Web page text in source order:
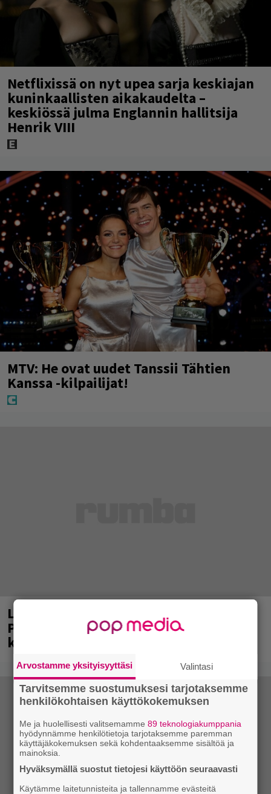
Netflixissä on nyt upea sarja keskiajan
kuninkaallisten aikakaudelta –
keskiössä julma Englannin hallitsija
Henrik VIII
MTV: He ovat uudet Tanssii Tähtien
Kanssa -kilpailijat!
Laittomasta graffitista kiinni jäänyt
Paavo Arhinmäki jälleen spraypullo
kädessä – näitä puolueita ei kiinnosta
Arvostamme yksityisyyttäsi Valintasi
Tarvitsemme suostumuksesi tarjotaksemme
henkilökohtaisen käyttökokemuksen
Me ja huolellisesti valitsemamme89 teknologiakumppania
hyödynnämme henkilötietoja tarjotaksemme paremman
käyttäjäkokemuksen sekä kohdentaaksemme sisältöä ja
mainoksia.
Hyväksymällä suostut tietojesi käyttöön seuraavasti
Käytämme laitetunnisteita ja tallennamme evästeitä